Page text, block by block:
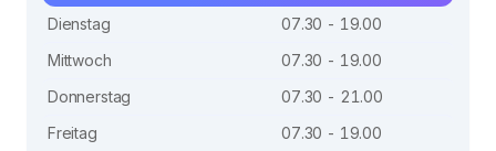
Dienstag
07.30 - 19.00
Mittwoch
07.30 - 19.00
Donnerstag
07.30 - 21.00
Freitag
07.30 - 19.00